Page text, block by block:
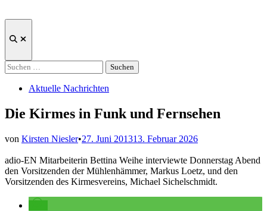
Suche
Suchen
nach:
Veröffentlicht
Aktuelle Nachrichten
Die Kirmes in Funk und Fernsehen
von Kirsten Niesler•27. Juni 201313. Februar 2026
adio-EN Mitarbeiterin Bettina Weihe interviewte Donnerstag Abend
den Vorsitzenden der Mühlenhämmer, Markus Loetz, und den
Vorsitzenden des Kirmesvereins, Michael Sichelschmidt.